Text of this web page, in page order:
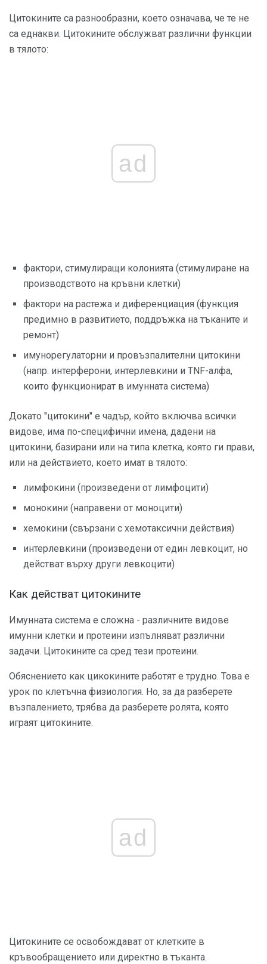
Цитокините са разнообразни, което означава, че те не
са еднакви. Цитокините обслужват различни функции
в тялото:
ad
фактори, стимулиращи колонията (стимулиране на
производството на кръвни клетки)
фактори на растежа и диференциация (функция
предимно в развитието, поддръжка на тъканите и
ремонт)
имунорегулаторни и провъзпалителни цитокини
(напр. интерферони, интерлевкини и TNF-алфа,
които функционират в имунната система)
Докато "цитокини" е чадър, който включва всички
видове, има по-специфични имена, дадени на
цитокини, базирани или на типа клетка, която ги прави,
или на действието, което имат в тялото:
лимфокини (произведени от лимфоцити)
монокини (направени от моноцити)
хемокини (свързани с хемотаксични действия)
интерлевкини (произведени от един левкоцит, но
действат върху други левкоцити)
Как действат цитокините
Имунната система е сложна - различните видове
имунни клетки и протеини изпълняват различни
задачи. Цитокините са сред тези протеини.
Обяснението как цикокините работят е трудно. Това е
урок по клетъчна физиология. Но, за да разберете
възпалението, трябва да разберете ролята, която
играят цитокините.
ad
Цитокините се освобождават от клетките в
кръвообращението или директно в тъканта.